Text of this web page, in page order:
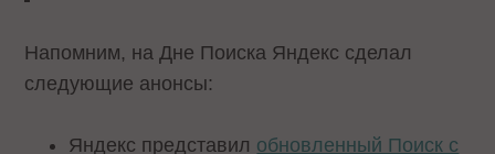
Напомним, на Дне Поиска Яндекс сделал
следующие анонсы:
Яндекс представил обновленный Поиск с